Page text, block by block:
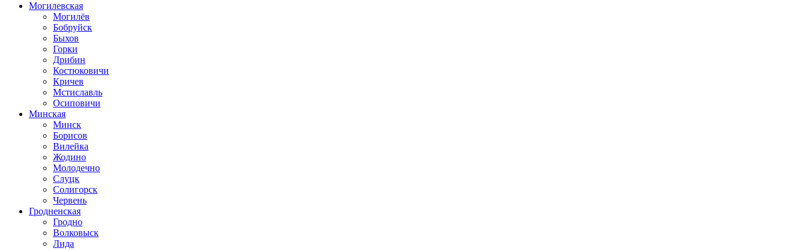
Могилевская
Могилёв
Бобруйск
Быхов
Горки
Дрибин
Костюковичи
Кричев
Мстиславль
Осиповичи
Минская
Минск
Борисов
Вилейка
Жодино
Молодечно
Слуцк
Солигорск
Червень
Гродненская
Гродно
Волковыск
Лида